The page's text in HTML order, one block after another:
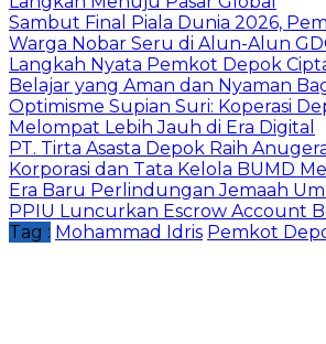
Sambut Final Piala Dunia 2026,
Warga Nobar Seru di Alun-Alun
Langkah Nyata Pemkot Depok
Belajar yang Aman dan Nyaman
Optimisme Supian Suri: Koperasi
Melompat Lebih Jauh di Era Digital
PT. Tirta Asasta Depok Raih
Korporasi dan Tata Kelola BUMD
Era Baru Perlindungan Jemaah
PPIU Luncurkan Escrow Account
Tag : Mohammad Idris Pemkot